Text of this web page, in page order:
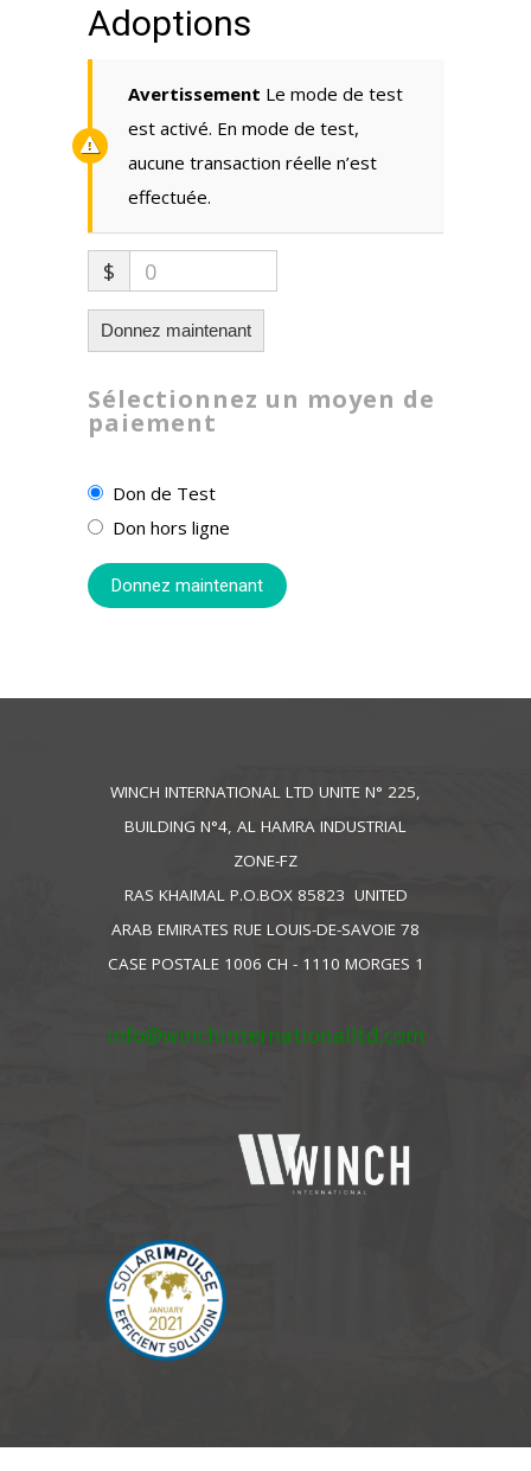
Adoptions
Avertissement Le mode de test
est activé. En mode de test,
aucune transaction réelle n’est
effectuée.
$ 0
Donnez maintenant
Sélectionnez un moyen de
paiement
Don de Test
Don hors ligne
WINCH INTERNATIONAL LTD UNITE N° 225,
BUILDING N°4, AL HAMRA INDUSTRIAL
ZONE-FZ
RAS KHAIMAL P.O.BOX 85823 UNITED
ARAB EMIRATES RUE LOUIS-DE-SAVOIE 78
CASE POSTALE 1006 CH - 1110 MORGES 1
info@winchinternationalltd.com